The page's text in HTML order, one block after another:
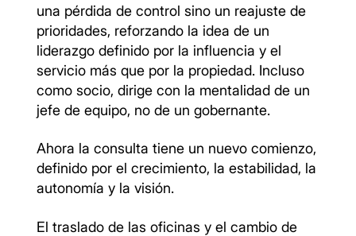
una pérdida de control sino un reajuste de
prioridades, reforzando la idea de un
liderazgo definido por la influencia y el
servicio más que por la propiedad. Incluso
como socio, dirige con la mentalidad de un
jefe de equipo, no de un gobernante.
Ahora la consulta tiene un nuevo comienzo,
definido por el crecimiento, la estabilidad, la
autonomía y la visión.
El traslado de las oficinas y el cambio de